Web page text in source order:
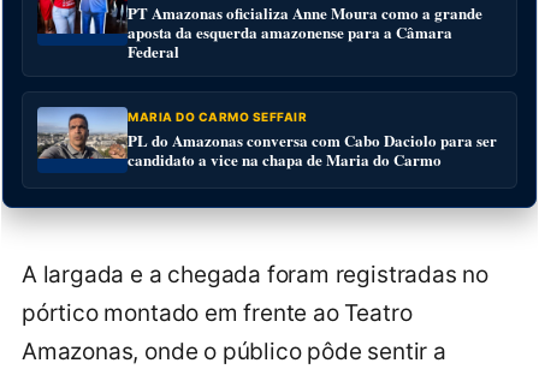
PT Amazonas oficializa Anne Moura como a grande
aposta da esquerda amazonense para a Câmara
Federal
MARIA DO CARMO SEFFAIR
PL do Amazonas conversa com Cabo Daciolo para ser
candidato a vice na chapa de Maria do Carmo
A largada e a chegada foram registradas no
pórtico montado em frente ao Teatro
Amazonas, onde o público pôde sentir a